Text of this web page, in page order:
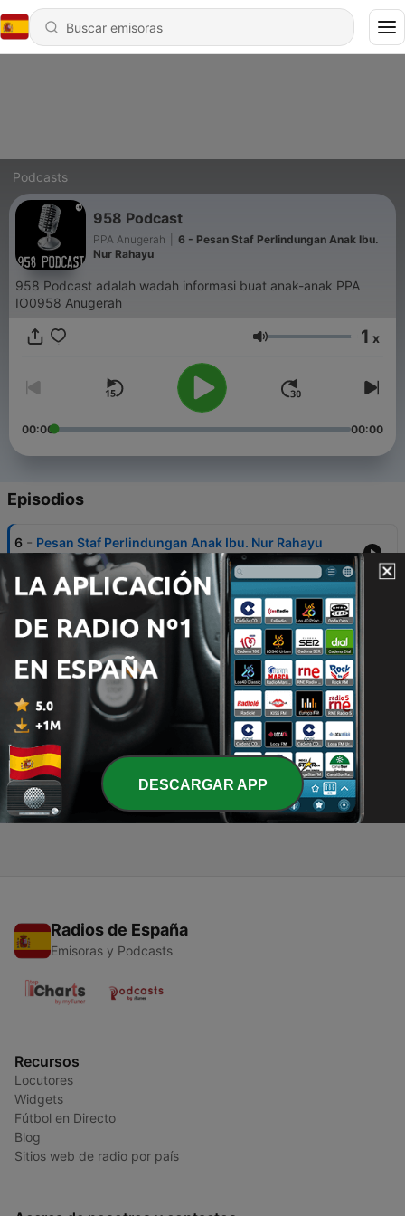
Podcasts
958 Podcast
PPA Anugerah
6 - Pesan Staf Perlindungan Anak Ibu.
Nur Rahayu
958 Podcast adalah wadah informasi buat anak-anak PPA
IO0958 Anugerah
Volumen 1 x
00:00 00:00
Episodios
6 - Pesan Staf Perlindungan Anak Ibu. Nur Rahayu
04 dic. 2020
5 - Ngobrol Bareng dr. Sonny Adi W.,M.Kes - Adaptasi
Kebiasaan Baru
26 ago. 2020
3 - Ngobrol bareng mas Han - Semapan.Coffee
2 - Sharing usaha oleh rachel
14 jun. 2020
1 - PPA Menyapa...
28 mayo 2020
Radios de España
Emisoras y Podcasts
Recursos
Locutores
Widgets
Fútbol en Directo
Blog
Sitios web de radio por país
DESCARGAR APP